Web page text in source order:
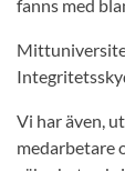
fanns med
Vi har även,
medarbetare